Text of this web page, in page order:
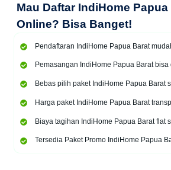
Mau Daftar IndiHome
Online? Bisa Banget!
Pendaftaran IndiHome Papua Barat
Pemasangan IndiHome Papua Barat
Bebas pilih paket IndiHome Papua Barat
Harga paket IndiHome Papua Barat
Biaya tagihan IndiHome Papua Barat flat
Tersedia Paket Promo IndiHome Papua